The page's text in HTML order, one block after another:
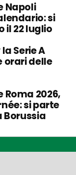
Napoli
si
il 22 luglio
Serie A
orari delle
2026,
si parte
Borussia